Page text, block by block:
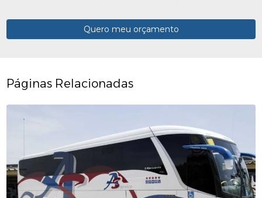
Quero meu orçamento
Páginas Relacionadas